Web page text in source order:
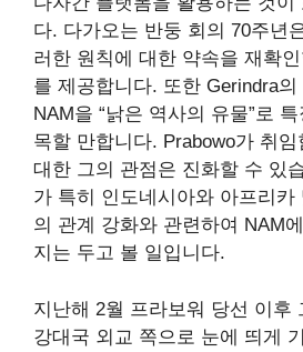
다. 다가오는 반둥 회의 70주년
러한 원칙에 대한 약속을 재확
를 제공합니다. 또한 Gerindra의
NAM을 “낡은 역사의 유물”로
목할 만합니다. Prabowo가 취임
대한 그의 관점은 진화할 수 있
가 특히 인도네시아와 아프리
의 관계 강화와 관련하여 NAM
지는 두고 볼 일입니다.
지난해 2월 프라보워 당선 이후
강대국 외교 쪽으로 눈에 띄게